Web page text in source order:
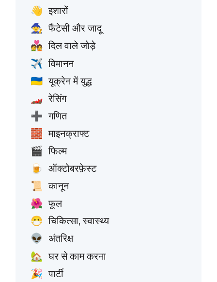
👋 इशारों
🧙 फैंटेसी और जादू
💑 दिल वाले जोड़े
✈️ विमानन
🇺🇦 यूक्रेन में युद्ध
🏎️ रेसिंग
➕ गणित
🧱 माइनक्राफ्ट
🎬 फिल्म
🍺 ऑक्टोबरफ़ेस्ट
📜 कानून
🌺 फूल
😷 चिकित्सा, स्वास्थ्य
👽 अंतरिक्ष
🏡 घर से काम करना
🎉 पार्टी